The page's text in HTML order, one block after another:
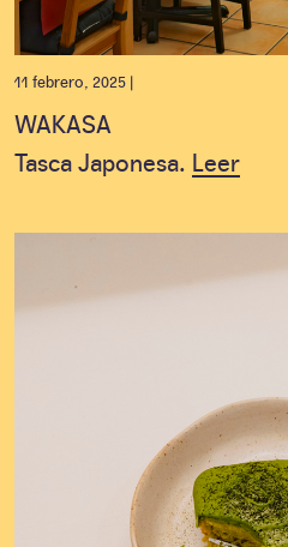
11 febrero, 2025 |
WAKASA
Tasca Japonesa. Leer